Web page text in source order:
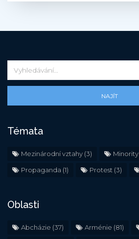
NAJÍT
Témata
Mezinárodní vztahy (3) Minority
Propaganda (1) Protest (3)
Oblasti
Abcházie (37) Arménie (81)